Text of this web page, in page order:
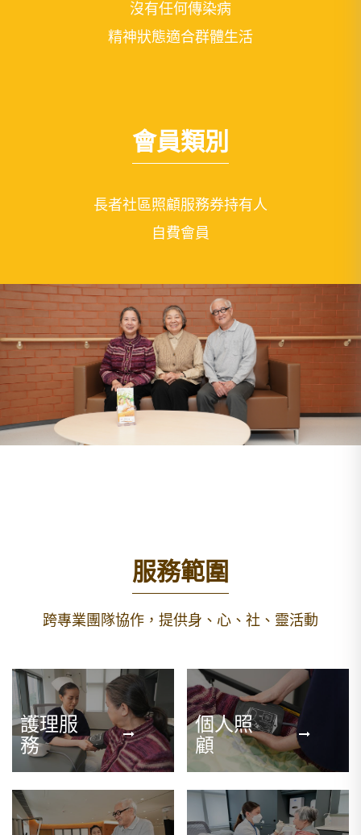
沒有任何傳染病
精神狀態適合群體生活
會員類別
長者社區照顧服務券持有人
自費會員
服務範圍
跨專業團隊協作，提供身、心、社、靈活動
護理服
務
個人照
顧